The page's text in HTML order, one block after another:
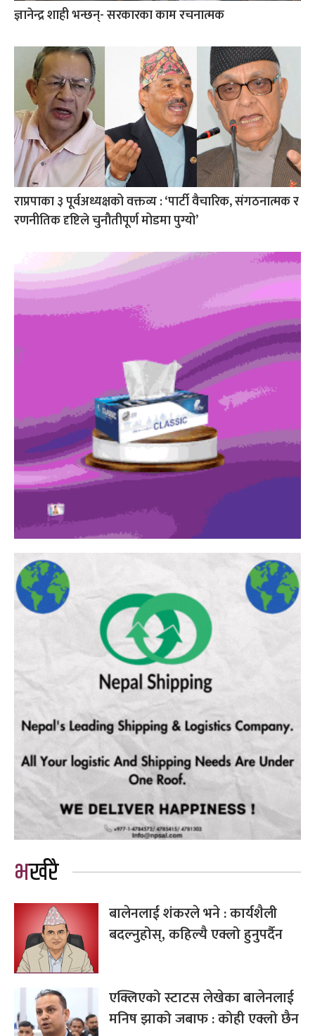
ज्ञानेन्द्र शाही भन्छन्- सरकारका काम रचनात्मक
राप्रपाका ३ पूर्वअध्यक्षको वक्तव्य : ‘पार्टी वैचारिक, संगठनात्मक र
रणनीतिक दृष्टिले चुनौतीपूर्ण मोडमा पुग्यो’
भर्खरै
बालेनलाई शंकरले भने : कार्यशैली
बदल्नुहोस्, कहिल्यै एक्लो हुनुपर्दैन
एक्लिएको स्टाटस लेखेका बालेनलाई
मनिष झाको जबाफ : कोही एक्लो छैन